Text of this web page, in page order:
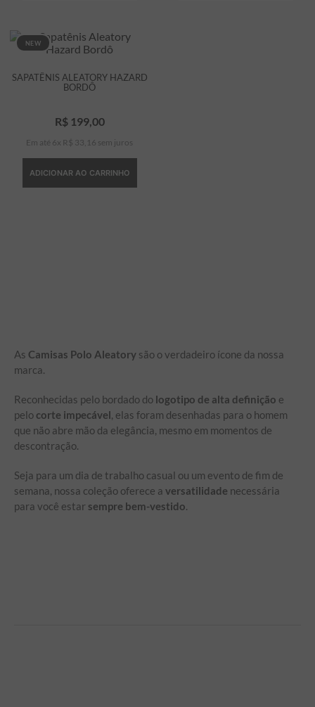
NEW
SAPATÊNIS ALEATORY HAZARD
BORDÔ
R$ 199, 00
Em até 6 x R$ 33 16 sem juros
ADICIONAR AO CARRINHO
As Camisas Polo Aleatory são o verdadeiro ícone da nossa
marca.
Reconhecidas pelo bordado do logotipo de alta definição e
pelo corte impecável, elas foram desenhadas para o homem
que não abre mão da elegância, mesmo em momentos de
descontração.
Seja para um dia de trabalho casual ou um evento de fim de
semana, nossa coleção oferece a versatilidade necessária
para você estar sempre bem-vestido.